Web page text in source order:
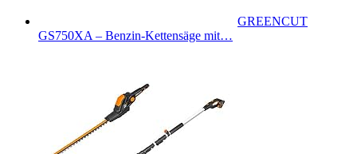
GREENCUT
GS750XA – Benzin-Kettensäge mit…